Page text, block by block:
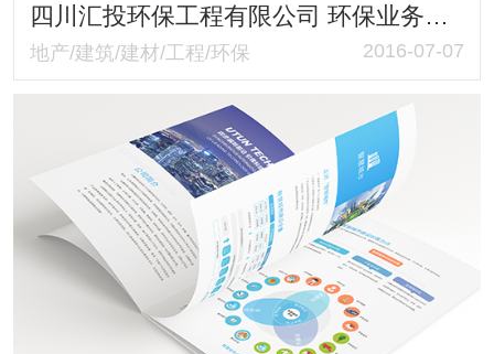
四川汇投环保工程有限公司 环保业务宣传画册设计
地产/建筑/建材/工程/环保 2016-07-07